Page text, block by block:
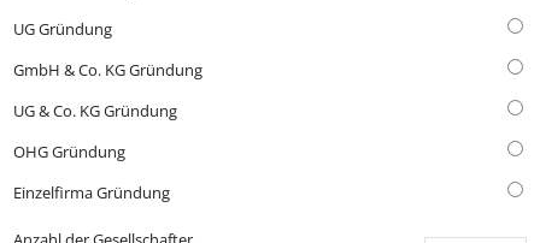
UG Gründung
GmbH & Co. KG Gründung
UG & Co. KG Gründung
OHG Gründung
Einzelfirma Gründung